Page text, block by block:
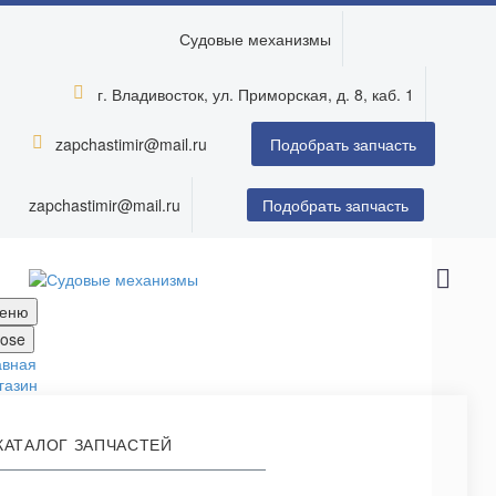
Судовые механизмы

 г. Владивосток, ул. Приморская, д. 8, каб. 1

 zapchastimir@mail.ru Подобрать запчасть
zapchastimir@mail.ru Подобрать запчасть
ЗАПЧАСТЕЙ